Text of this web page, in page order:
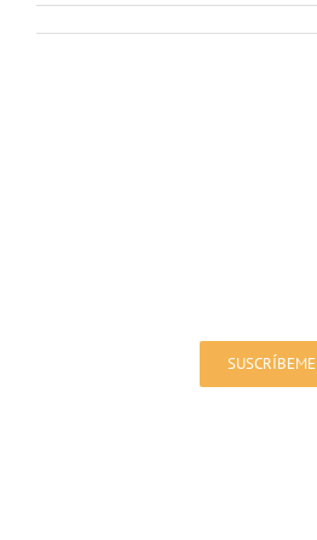
SUSCRÍBEME